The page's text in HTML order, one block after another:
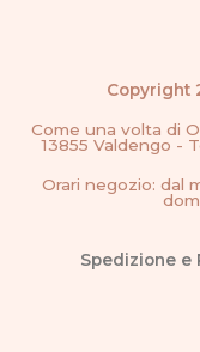
Copyright
Come una volta di
13855 Valdengo -
Orari negozio: dal
Spedizione e